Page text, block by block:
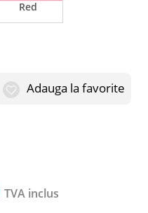
Red
Adauga la favorite
TVA inclus